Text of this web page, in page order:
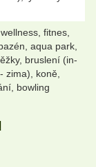
fitnes,
aqua park,
bruslení (in-
zima), koně,
bowling